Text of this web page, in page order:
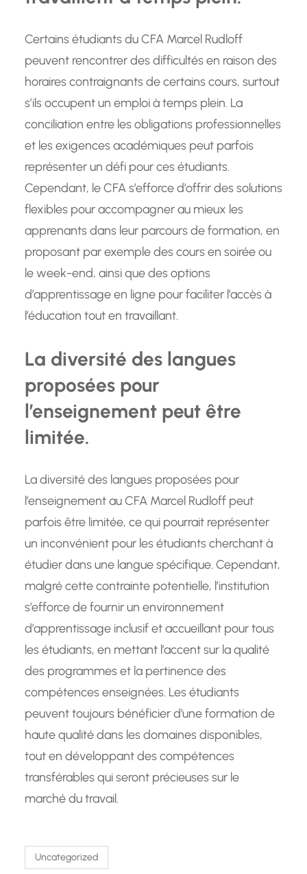
Certains étudiants du CFA Marcel Rudloff
peuvent rencontrer des difficultés en raison des
horaires contraignants de certains cours, surtout
s’ils occupent un emploi à temps plein. La
conciliation entre les obligations professionnelles
et les exigences académiques peut parfois
représenter un défi pour ces étudiants.
Cependant, le CFA s’efforce d’offrir des solutions
flexibles pour accompagner au mieux les
apprenants dans leur parcours de formation, en
proposant par exemple des cours en soirée ou
le week-end, ainsi que des options
d’apprentissage en ligne pour faciliter l’accès à
l’éducation tout en travaillant.
La diversité des langues
proposées pour
l’enseignement peut être
limitée.
La diversité des langues proposées pour
l’enseignement au CFA Marcel Rudloff peut
parfois être limitée, ce qui pourrait représenter
un inconvénient pour les étudiants cherchant à
étudier dans une langue spécifique. Cependant,
malgré cette contrainte potentielle, l’institution
s’efforce de fournir un environnement
d’apprentissage inclusif et accueillant pour tous
les étudiants, en mettant l’accent sur la qualité
des programmes et la pertinence des
compétences enseignées. Les étudiants
peuvent toujours bénéficier d’une formation de
haute qualité dans les domaines disponibles,
tout en développant des compétences
transférables qui seront précieuses sur le
marché du travail.
Uncategorized